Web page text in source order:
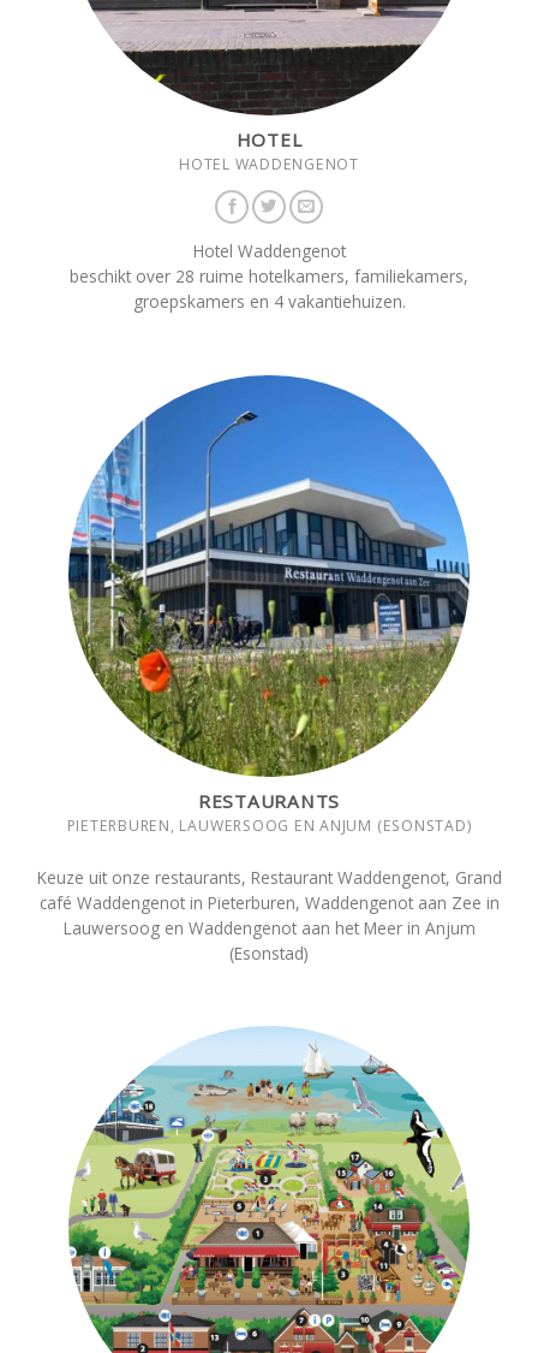
HOTEL
HOTEL WADDENGENOT
Hotel Waddengenot
beschikt over 28 ruime hotelkamers, familiekamers,
groepskamers en 4 vakantiehuizen.
RESTAURANTS
PIETERBUREN, LAUWERSOOG EN ANJUM (ESONSTAD)
Keuze uit onze restaurants, Restaurant Waddengenot, Grand
café Waddengenot in Pieterburen, Waddengenot aan Zee in
Lauwersoog en Waddengenot aan het Meer in Anjum
(Esonstad)